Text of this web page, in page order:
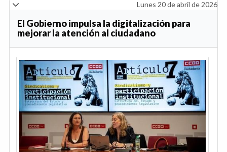
Lunes 20 de abril de 2026
El Gobierno impulsa la digitalización para
mejorar la atención al ciudadano